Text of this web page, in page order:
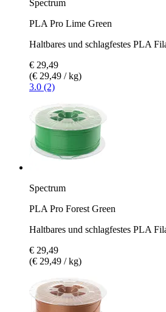
Spectrum
PLA Pro Lime Green
Haltbares und schlagfestes PLA
€ 29,49
(€ 29,49 / kg)
3.0 (2)
Spectrum
PLA Pro Forest Green
Haltbares und schlagfestes PLA
€ 29,49
(€ 29,49 / kg)